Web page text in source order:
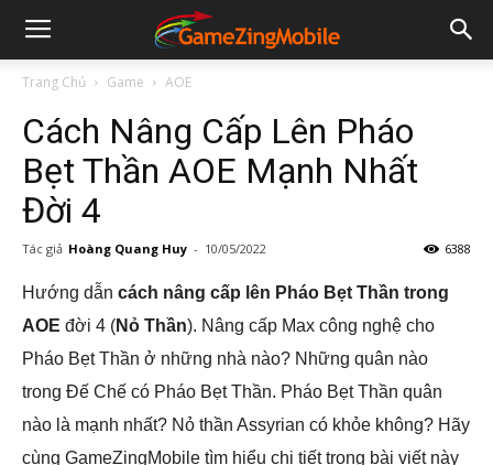
Trang Chủ Game AOE
Cách Nâng Cấp Lên Pháo
Bẹt Thần AOE Mạnh Nhất
Đời 4
Tác giả Hoàng Quang Huy - 10/05/2022 6388
Hướng dẫn cách nâng cấp lên Pháo Bẹt Thần trong
AOE đời 4 (Nỏ Thần). Nâng cấp Max công nghệ cho
Pháo Bẹt Thần ở những nhà nào? Những quân nào
trong Đế Chế có Pháo Bẹt Thần. Pháo Bẹt Thần quân
nào là mạnh nhất? Nỏ thần Assyrian có khỏe không? Hãy
cùng GameZingMobile tìm hiểu chi tiết trong bài viết này